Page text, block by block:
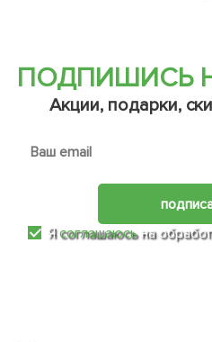
ПОДПИШИСЬ
Акции, подарки,
Ясоглашаюсьна